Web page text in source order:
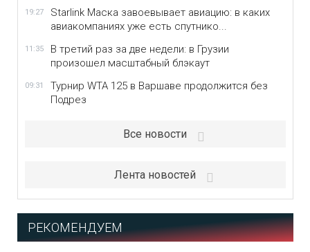
19:27
Starlink Маска завоевывает авиацию: в каких
авиакомпаниях уже есть спутнико...
11:35
В третий раз за две недели: в Грузии
произошел масштабный блэкаут
09:31
Турнир WTA 125 в Варшаве продолжится без
Подрез
Все новости
Лента новостей
РЕКОМЕНДУЕМ